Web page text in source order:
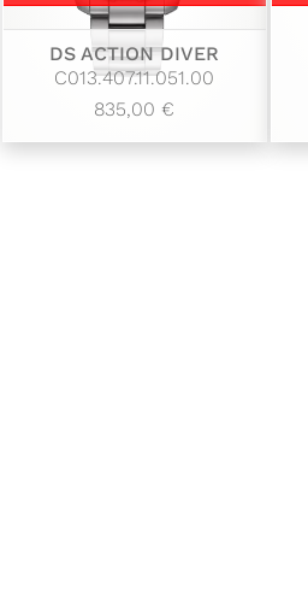
DS ACTION DIVER
C013.407.11.051.00
835,00 €